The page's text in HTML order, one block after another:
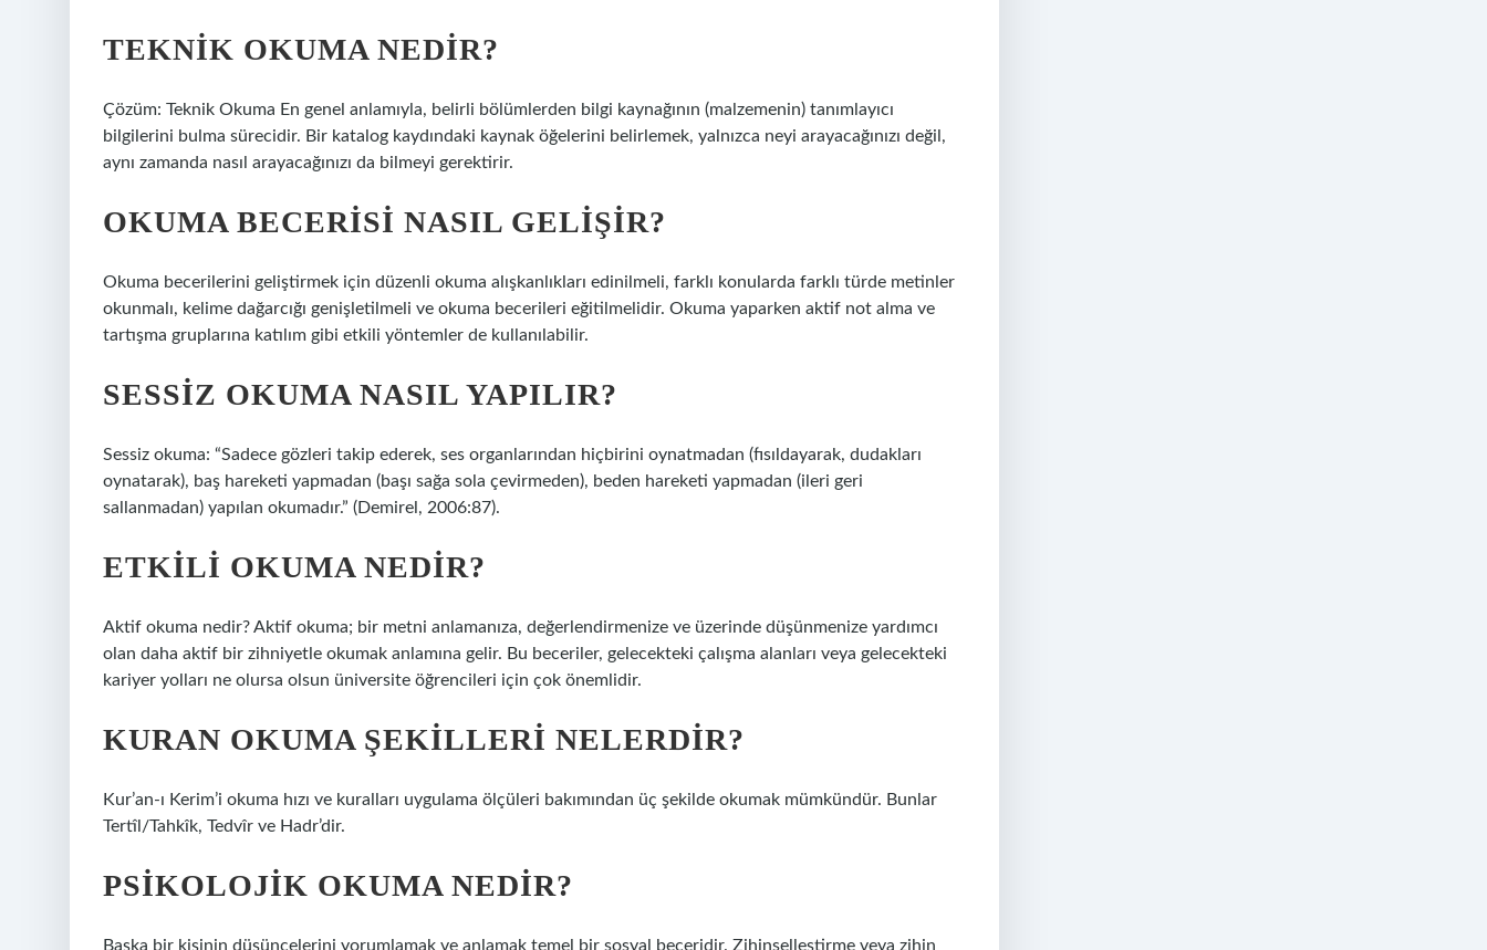
TEKNIK OKUMA NEDIR?
Çözüm: Teknik Okuma En genel anlamıyla, belirli bölümlerden bilgi kaynağının (malzemenin) tanımlayıcı
bilgilerini bulma sürecidir. Bir katalog kaydındaki kaynak öğelerini belirlemek, yalnızca neyi arayacağınızı değil,
aynı zamanda nasıl arayacağınızı da bilmeyi gerektirir.
OKUMA BECERISI NASIL GELIŞIR?
Okuma becerilerini geliştirmek için düzenli okuma alışkanlıkları edinilmeli, farklı konularda farklı türde metinler
okunmalı, kelime dağarcığı genişletilmeli ve okuma becerileri eğitilmelidir. Okuma yaparken aktif not alma ve
tartışma gruplarına katılım gibi etkili yöntemler de kullanılabilir.
SESSIZ OKUMA NASIL YAPILIR?
Sessiz okuma: “Sadece gözleri takip ederek, ses organlarından hiçbirini oynatmadan (fısıldayarak, dudakları
oynatarak), baş hareketi yapmadan (başı sağa sola çevirmeden), beden hareketi yapmadan (ileri geri
sallanmadan) yapılan okumadır.” (Demirel, 2006:87).
ETKILI OKUMA NEDIR?
Aktif okuma nedir? Aktif okuma; bir metni anlamanıza, değerlendirmenize ve üzerinde düşünmenize yardımcı
olan daha aktif bir zihniyetle okumak anlamına gelir. Bu beceriler, gelecekteki çalışma alanları veya gelecekteki
kariyer yolları ne olursa olsun üniversite öğrencileri için çok önemlidir.
KURAN OKUMA ŞEKILLERI NELERDIR?
Kur’an-ı Kerim’i okuma hızı ve kuralları uygulama ölçüleri bakımından üç şekilde okumak mümkündür. Bunlar
Tertîl/Tahkîk, Tedvîr ve Hadr’dir.
PSIKOLOJIK OKUMA NEDIR?
Başka bir kişinin düşüncelerini yorumlamak ve anlamak temel bir sosyal beceridir. Zihinselleştirme veya zihin